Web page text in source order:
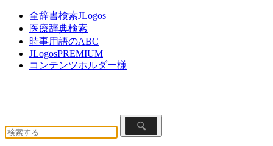
全辞書検索JLogos
医療辞典検索
時事用語のABC
JLogosPREMIUM
コンテンツホルダー様